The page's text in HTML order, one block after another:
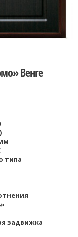
Венге
типа
задвижка